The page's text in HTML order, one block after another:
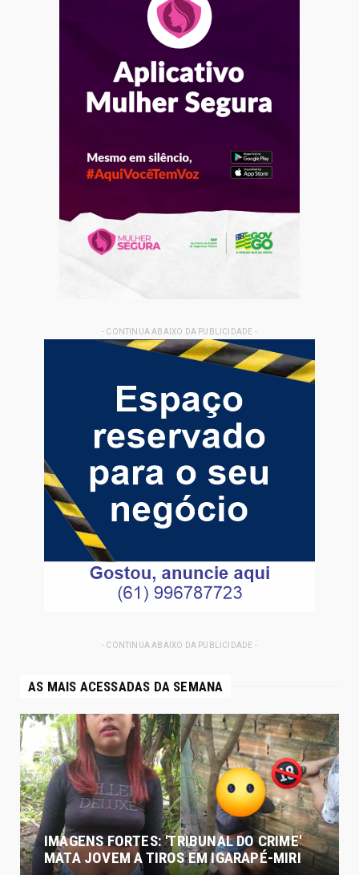
- CONTINUA ABAIXO DA PUBLICIDADE -
- CONTINUA ABAIXO DA PUBLICIDADE -
AS MAIS ACESSADAS DA SEMANA
IMAGENS FORTES: 'TRIBUNAL DO CRIME'
MATA JOVEM A TIROS EM IGARAPÉ-MIRI